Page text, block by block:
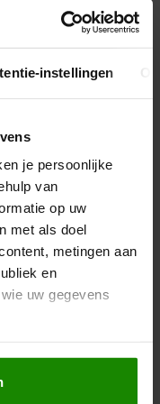
instellingen
je persoonlijke
van
op uw
met als doel
metingen aan
en
uw gegevens
geografische